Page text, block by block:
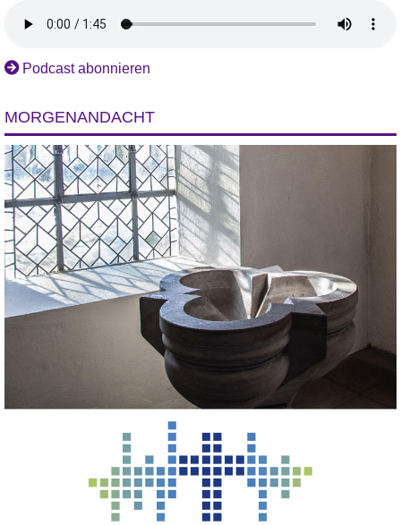
Podcast abonnieren
MORGENANDACHT